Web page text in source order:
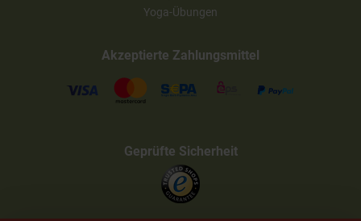
Yoga-Übungen
Akzeptierte Zahlungsmittel
Geprüfte Sicherheit